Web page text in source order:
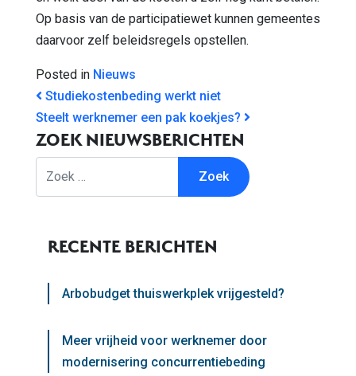
Op basis van de participatiewet kunnen gemeentes
daarvoor zelf beleidsregels opstellen.
Posted in Nieuws
BERICHT NAVIGATIE
Studiekostenbeding werkt niet
Steelt werknemer een pak koekjes?
ZOEK NIEUWSBERICHTEN
RECENTE BERICHTEN
Arbobudget thuiswerkplek vrijgesteld?
Meer vrijheid voor werknemer door
modernisering concurrentiebeding